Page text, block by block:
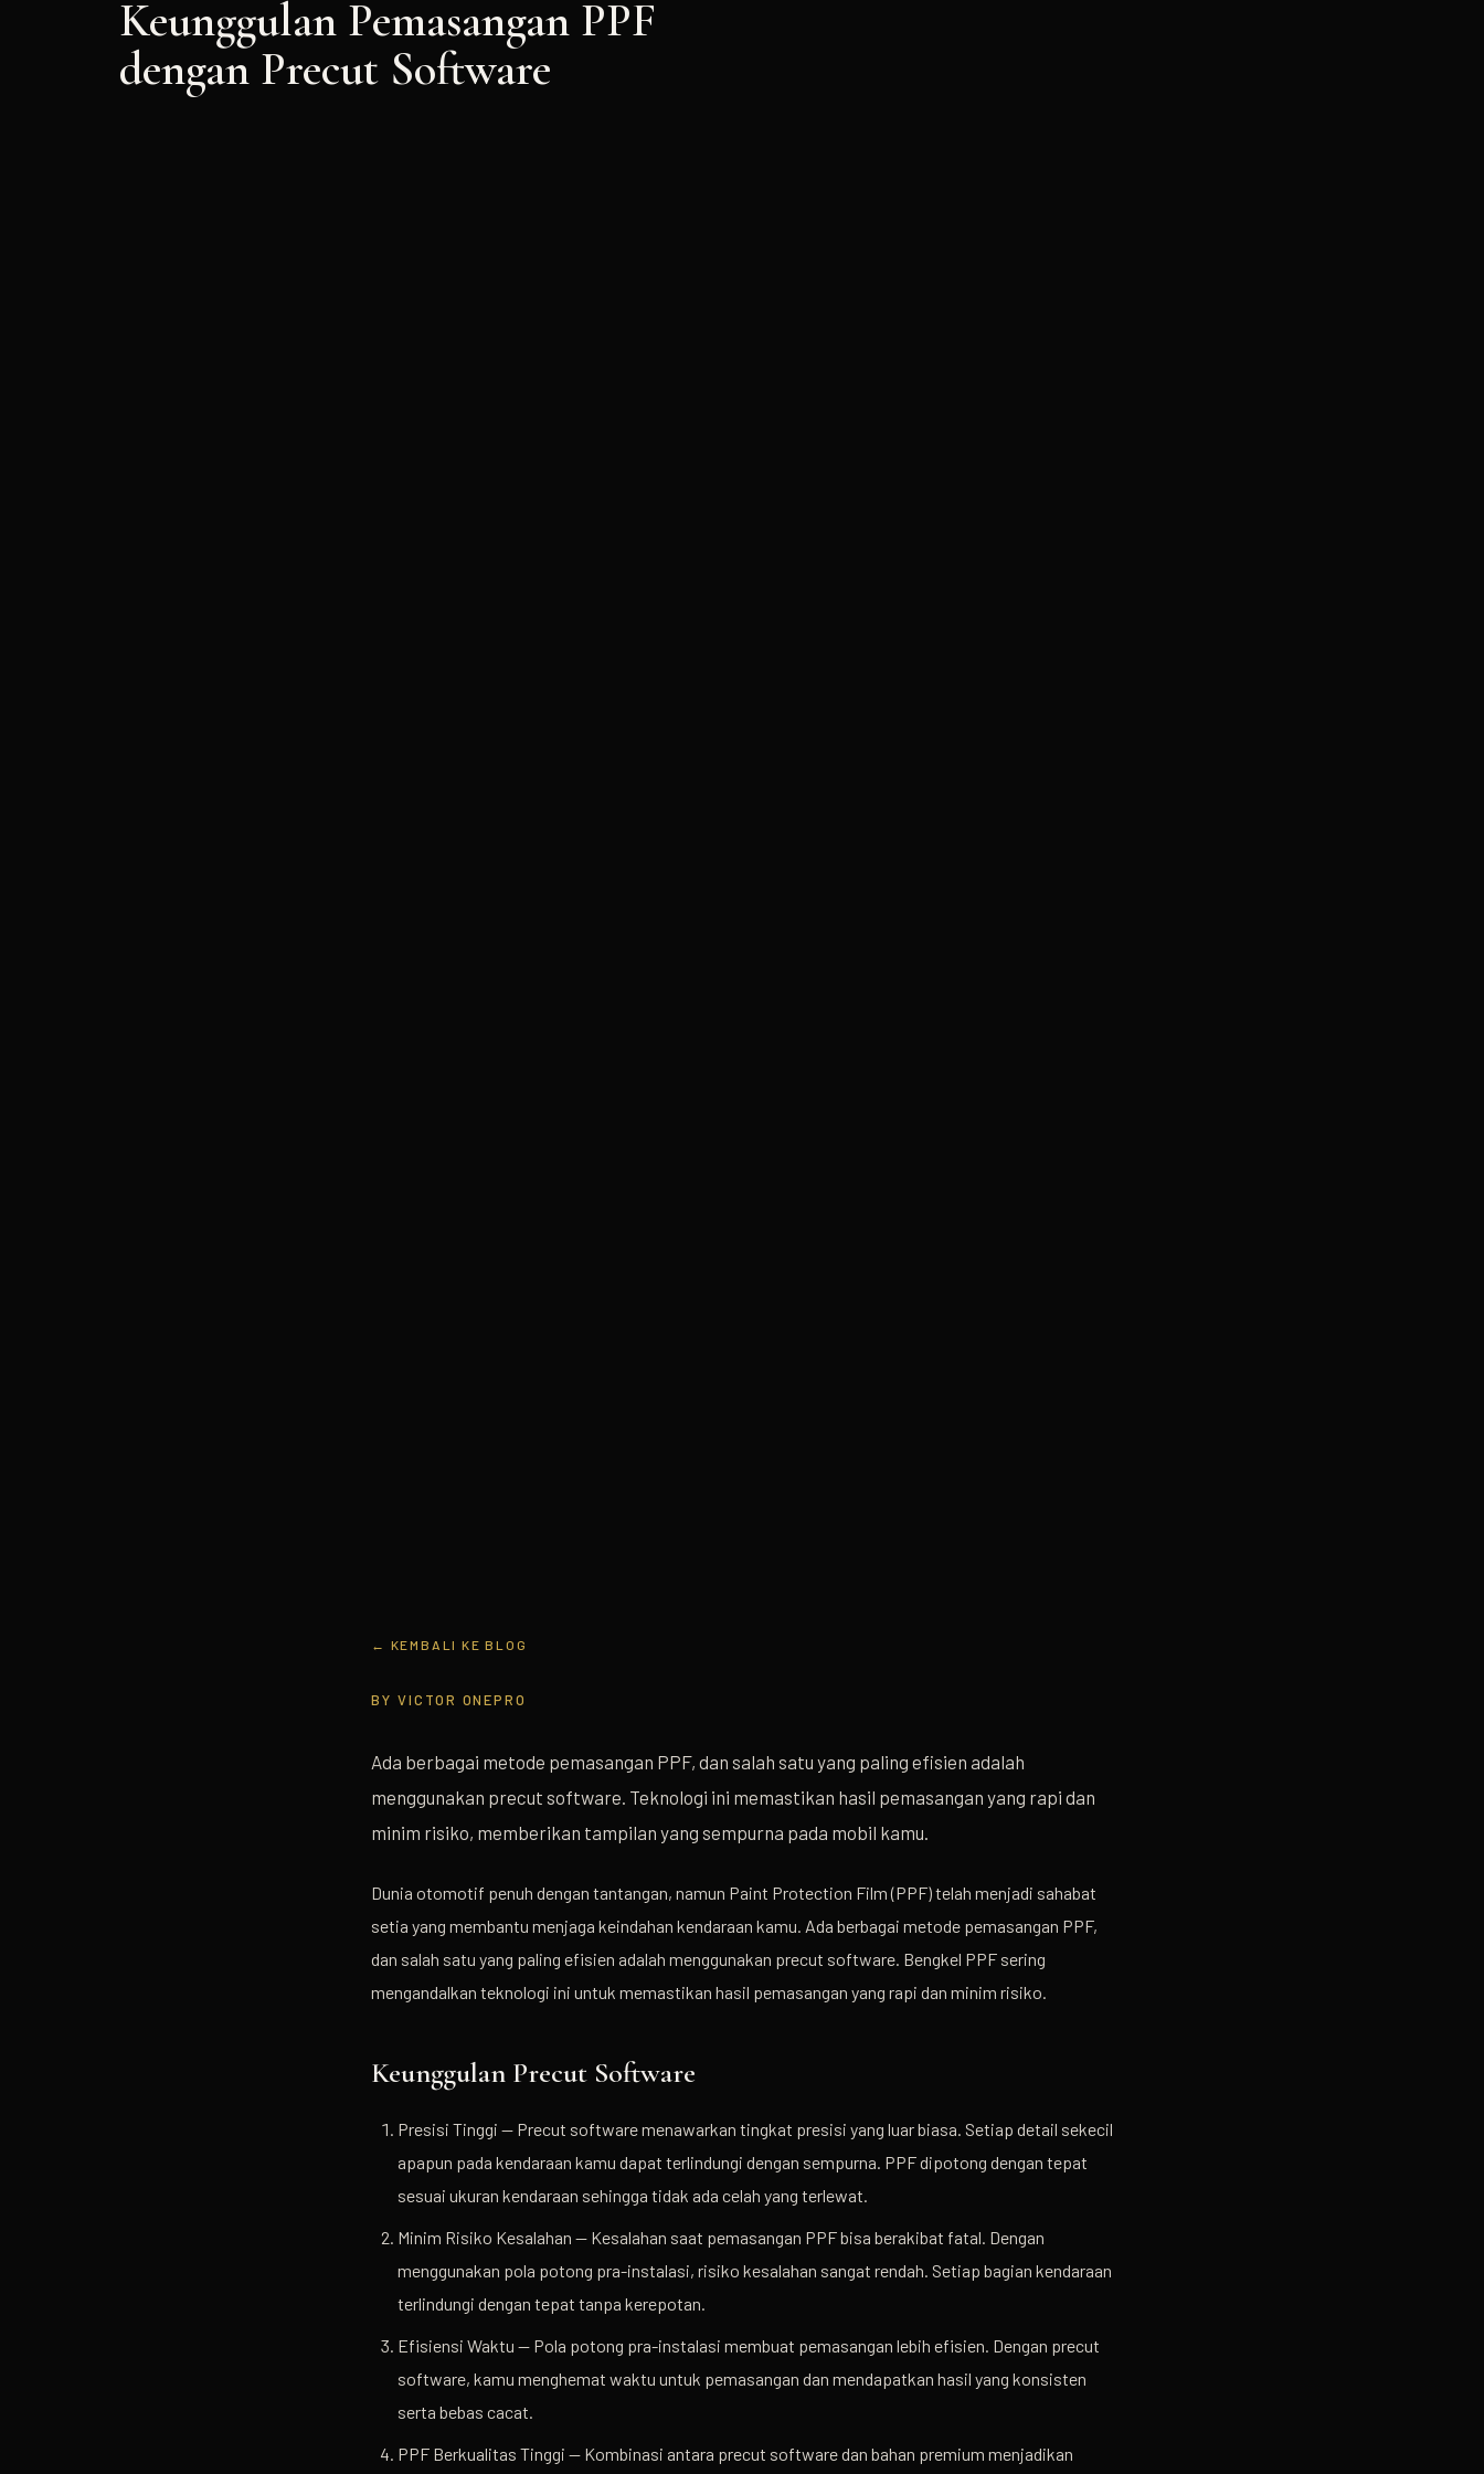
Keunggulan Pemasangan PPF
dengan Precut Software
← KEMBALI KE BLOG
BY VICTOR ONEPRO
Ada berbagai metode pemasangan PPF, dan salah satu yang paling efisien adalah
menggunakan precut software. Teknologi ini memastikan hasil pemasangan yang rapi dan
minim risiko, memberikan tampilan yang sempurna pada mobil kamu.
Dunia otomotif penuh dengan tantangan, namun Paint Protection Film (PPF) telah menjadi sahabat
setia yang membantu menjaga keindahan kendaraan kamu. Ada berbagai metode pemasangan PPF,
dan salah satu yang paling efisien adalah menggunakan precut software. Bengkel PPF sering
mengandalkan teknologi ini untuk memastikan hasil pemasangan yang rapi dan minim risiko.
Keunggulan Precut Software
Presisi Tinggi — Precut software menawarkan tingkat presisi yang luar biasa. Setiap detail sekecil
apapun pada kendaraan kamu dapat terlindungi dengan sempurna. PPF dipotong dengan tepat
sesuai ukuran kendaraan sehingga tidak ada celah yang terlewat.
Minim Risiko Kesalahan — Kesalahan saat pemasangan PPF bisa berakibat fatal. Dengan
menggunakan pola potong pra-instalasi, risiko kesalahan sangat rendah. Setiap bagian kendaraan
terlindungi dengan tepat tanpa kerepotan.
Efisiensi Waktu — Pola potong pra-instalasi membuat pemasangan lebih efisien. Dengan precut
software, kamu menghemat waktu untuk pemasangan dan mendapatkan hasil yang konsisten
serta bebas cacat.
PPF Berkualitas Tinggi — Kombinasi antara precut software dan bahan premium menjadikan